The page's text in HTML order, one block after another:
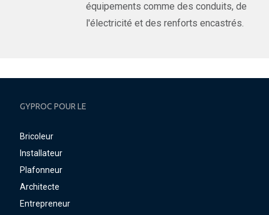
équipements comme des conduits, de
l'électricité et des renforts encastrés.
GYPROC POUR LE
Bricoleur
Installateur
Plafonneur
Architecte
Entrepreneur